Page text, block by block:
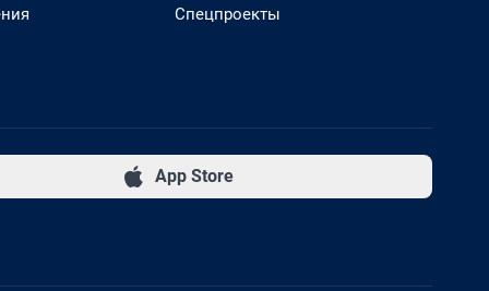
Спецпроекты
App Store